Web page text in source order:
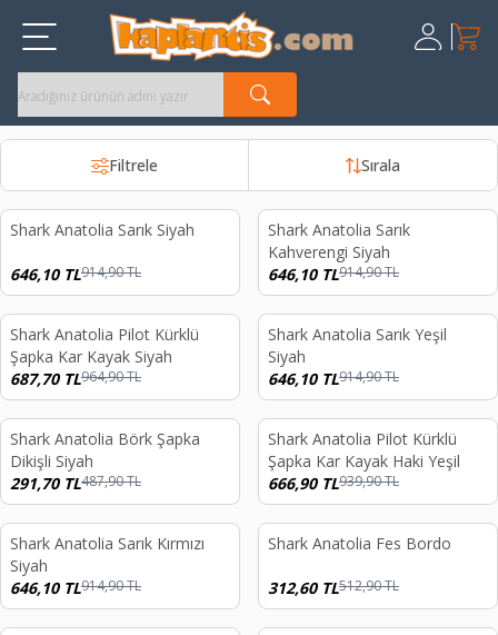
Üye
Kayıt Ol
Sepet
Filtrele Sırala
%29
Shark Anatolia Sarık Siyah
646,10TL914,90TL
%29
Shark Anatolia Sarık
Kahverengi Siyah
646,10TL914,90TL
%29
Shark Anatolia Pilot Kürklü
Şapka Kar Kayak Siyah
687,70TL964,90TL
%29
Shark Anatolia Sarık Yeşil
Siyah
646,10TL914,90TL
%40
Shark Anatolia Börk Şapka
Dikişli Siyah
291,70TL487,90TL
%29
Shark Anatolia Pilot Kürklü
Şapka Kar Kayak Haki Yeşil
666,90TL939,90TL
%29
Shark Anatolia Sarık Kırmızı
Siyah
646,10TL914,90TL
%39
Shark Anatolia Fes Bordo
312,60TL512,90TL